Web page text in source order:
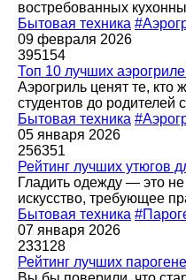
востребованных
Бытовая техника
09 февраля 2026
395154
Топ 10 лучших
Аэрогриль ценят те,
студентов до родителей
Бытовая техника
05 января 2026
256351
Рейтинг лучших утюгов
Гладить одежду — это
искусство, требующее
Бытовая техника
07 января 2026
233128
Рейтинг лучших